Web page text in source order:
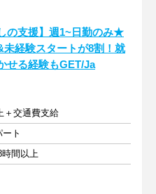
の支援】週1~日勤のみ★
未経験スタートが8割！就
せる経験もGET/Ja
＋交通費支給
ト
間以上